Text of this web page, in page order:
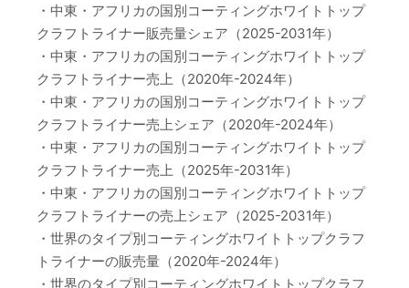
・中東・アフリカの国別コーティングホワイトトップ
クラフトライナー販売量シェア（2025-2031年）
・中東・アフリカの国別コーティングホワイトトップ
クラフトライナー売上（2020年-2024年）
・中東・アフリカの国別コーティングホワイトトップ
クラフトライナー売上シェア（2020年-2024年）
・中東・アフリカの国別コーティングホワイトトップ
クラフトライナー売上（2025年-2031年）
・中東・アフリカの国別コーティングホワイトトップ
クラフトライナーの売上シェア（2025-2031年）
・世界のタイプ別コーティングホワイトトップクラフ
トライナーの販売量（2020年-2024年）
・世界のタイプ別コーティングホワイトトップクラフ